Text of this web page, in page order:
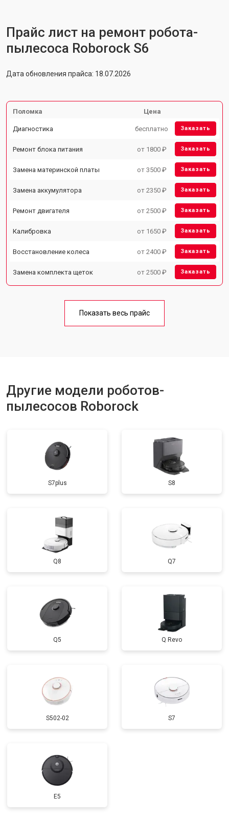
Прайс лист на ремонт робота-
пылесоса Roborock S6
Дата обновления прайса: 18.07.2026
Поломка Цена
Диагностика бесплатно Заказать
Ремонт блока питания от 1800 ₽ Заказать
Замена материнской платы от 3500 ₽ Заказать
Замена аккумулятора от 2350 ₽ Заказать
Ремонт двигателя от 2500 ₽ Заказать
Калибровка от 1650 ₽ Заказать
Восстановление колеса от 2400 ₽ Заказать
Замена комплекта щеток от 2500 ₽ Заказать
Показать весь прайс
Другие модели роботов-
пылесосов Roborock
S7plus S8
Q8 Q7
Q5 Q Revo
S502-02 S7
E5